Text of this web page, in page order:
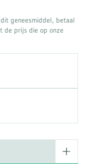
geneesmiddel, betaal
de prijs die op onze